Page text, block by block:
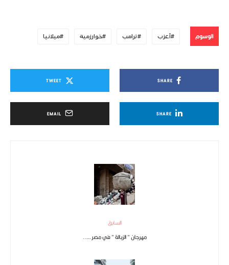
الوسوم أعزب ترامب خوارزمية ميلانيا
SHARE
TWEET
SHARE
EMAIL
السابق
مهرجان ” الزبالة ” في مصر …..